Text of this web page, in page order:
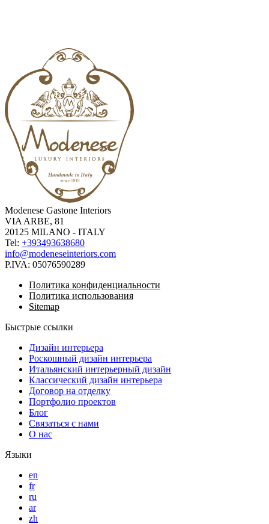
Modenese Gastone Interiors
VIA ARBE, 81
20125 MILANO - ITALY
Tel: +393493638680
info@modeneseinteriors.com
P.IVA: 05076590289
Политика конфиденциальности
Политика использования
Sitemap
Быстрые ссылки
Дизайн интерьера
Роскошный дизайн интерьера
Итальянский интерьерный дизайн
Классический дизайн интерьера
Договор на отделку
Портфолио проектов
Блог
Связаться с нами
О нас
Языки
en
fr
ru
ar
zh